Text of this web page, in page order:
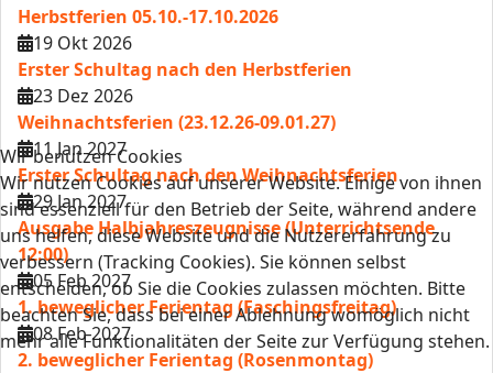
Herbstferien 05.10.-17.10.2026
19 Okt 2026
Erster Schultag nach den Herbstferien
23 Dez 2026
Weihnachtsferien (23.12.26-09.01.27)
11 Jan 2027
Erster Schultag nach den Weihnachtsferien
29 Jan 2027
Ausgabe Halbjahreszeugnisse (Unterrichtsende
12:00)
05 Feb 2027
1. beweglicher Ferientag (Faschingsfreitag)
08 Feb 2027
2. beweglicher Ferientag (Rosenmontag)
Wir benutzen Cookies
Wir nutzen Cookies auf unserer Website. Einige von ihnen
sind essenziell für den Betrieb der Seite, während andere
uns helfen, diese Website und die Nutzererfahrung zu
verbessern (Tracking Cookies). Sie können selbst
entscheiden, ob Sie die Cookies zulassen möchten. Bitte
beachten Sie, dass bei einer Ablehnung womöglich nicht
mehr alle Funktionalitäten der Seite zur Verfügung stehen.